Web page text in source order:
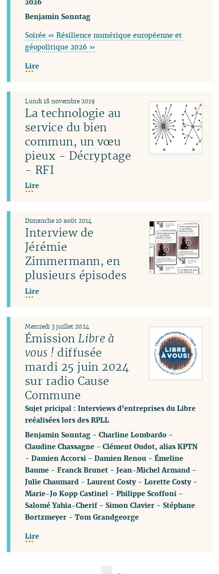
Benjamin Sonntag
Soirée « Résilience numérique européenne et
géopolitique 2026 »
Lire
La technologie au
service du bien
commun, un vœu
pieux - Décryptage
- RFI
Lundi 18 novembre 2019
Lire
Interview de
Jérémie
Zimmermann, en
plusieurs épisodes
Dimanche 10 août 2014
Lire
ÉmissionLibre à
vous ! diffusée
mardi 25 juin 2024
sur radio Cause
Commune
Sujet pricipal : Interviews d’entreprises du Libre
reéalisées lors des RPLL
Mercredi 3 juillet 2024
Benjamin Sonntag -Charline Lombardo -
Claudine Chassagne -Clément Oudot, alias KPTN
-Damien Accorsi -Damien Renou -Émeline
Baume -Franck Brunet -Jean-Michel Armand -
Julie Chaumard -Laurent Costy-Lorette Costy-
Marie-Jo Kopp Castinel -Philippe Scoffoni -
Salomé Yahia-Cherif-Simon Clavier -Stéphane
Bortzmeyer -Tom Grandgeorge
Lire